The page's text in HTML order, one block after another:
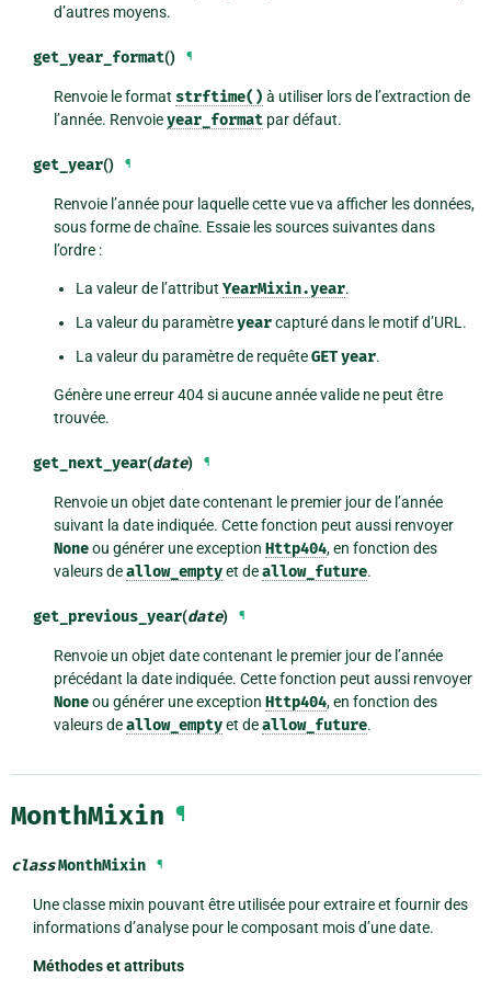
d’autres moyens.
get_year_format() ¶
Renvoie le format strftime() à utiliser lors de l’extraction de
l’année. Renvoieyear_format par défaut.
get_year() ¶
Renvoie l’année pour laquelle cette vue va afficher les données,
sous forme de chaîne. Essaie les sources suivantes dans
l’ordre :
La valeur de l’attributYearMixin.year.
La valeur du paramètreyearcapturé dans le motif d’URL.
La valeur du paramètre de requêteGETyear.
Génère une erreur 404 si aucune année valide ne peut être
trouvée.
get_next_year(date) ¶
Renvoie un objet date contenant le premier jour de l’année
suivant la date indiquée. Cette fonction peut aussi renvoyer
Noneou générer une exceptionHttp404, en fonction des
valeurs deallow_emptyet deallow_future.
get_previous_year(date) ¶
Renvoie un objet date contenant le premier jour de l’année
précédant la date indiquée. Cette fonction peut aussi renvoyer
Noneou générer une exceptionHttp404, en fonction des
valeurs deallow_emptyet deallow_future.
MonthMixin ¶
classMonthMixin ¶
Une classe mixin pouvant être utilisée pour extraire et fournir des
informations d’analyse pour le composant mois d’une date.
Méthodes et attributs